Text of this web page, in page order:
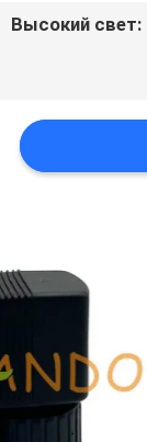
COMPANY
КАРТА
САЙТА
Высокий свет: